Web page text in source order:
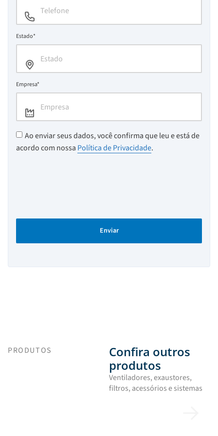
Estado*
Empresa*
Ao enviar seus dados, você confirma que leu e está de
acordo com nossa Política de Privacidade.
Enviar
PRODUTOS
Confira outros
produtos
Ventiladores, exaustores,
filtros, acessórios e sistemas